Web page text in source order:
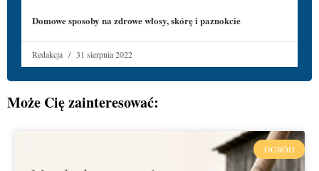
Domowe sposoby na zdrowe włosy, skórę i paznokcie
Redakcja 31 sierpnia 2022
Może Cię zainteresować:
OGRÓD